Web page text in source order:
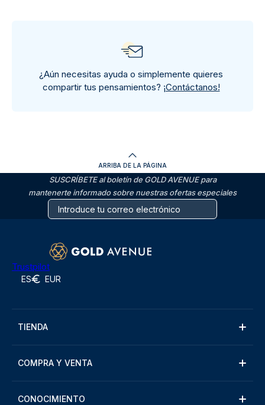
¿Aún necesitas ayuda o simplemente quieres
compartir tus pensamientos? ¡Contáctanos!
ARRIBA DE LA PÁGINA
SUSCRÍBETE al boletín de GOLD AVENUE para
mantenerte informado sobre nuestras ofertas especiales
Trustpilot
ES EUR
TIENDA
COMPRA Y VENTA
CONOCIMIENTO